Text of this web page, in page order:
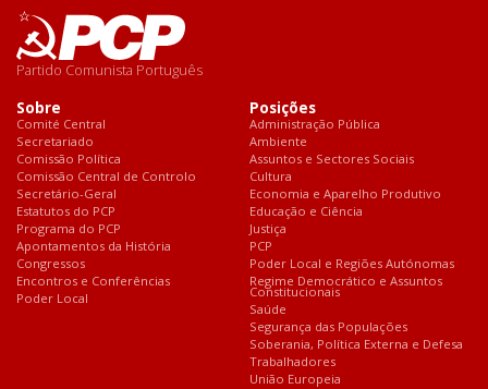
Partido Comunista Português
Sobre
Comité Central
Secretariado
Comissão Política
Comissão Central de Controlo
Secretário-Geral
Estatutos do PCP
Programa do PCP
Apontamentos da História
Congressos
Encontros e Conferências
Poder Local
Posições
Administração Pública
Ambiente
Assuntos e Sectores Sociais
Cultura
Economia e Aparelho Produtivo
Educação e Ciência
Justiça
PCP
Poder Local e Regiões Autónomas
Regime Democrático e Assuntos
Constitucionais
Saúde
Segurança das Populações
Soberania, Política Externa e Defesa
Trabalhadores
União Europeia